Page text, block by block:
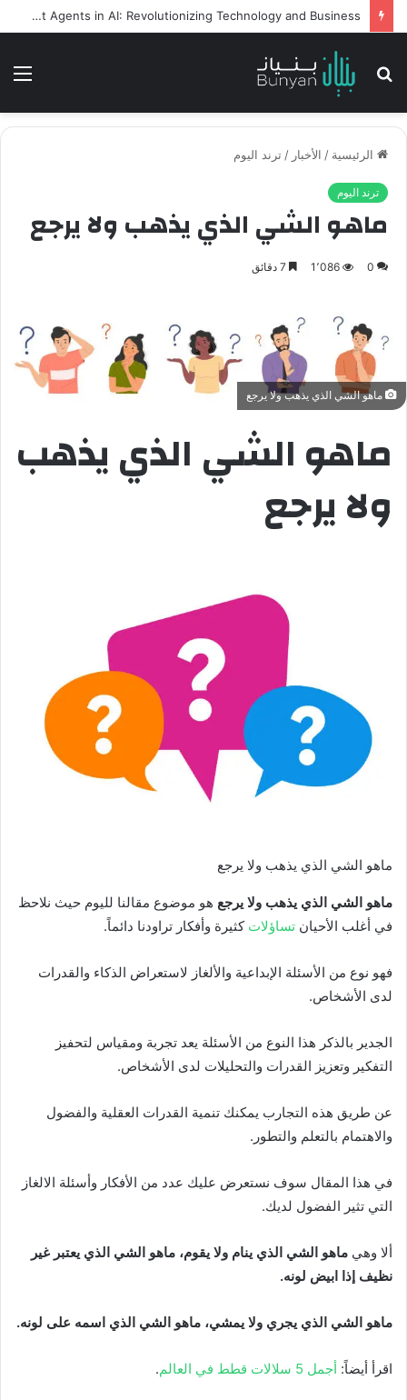
كيف تسهم سرعة التوصيل في زيادة الشراء اونلاين
بحث
الرئيسية / الأخبار / ترند اليوم
ترند اليوم
ماهو الشي الذي يذهب ولا يرجع
0 1٬086
ماهو الشي الذي يذهب ولا يرجع
ماهو الشي الذي يذهب
ولا يرجع
ماهو الشي الذي يذهب ولا يرجع
ماهو الشي الذي يذهب ولا يرجع هو موضوع مقالنا لليوم حيث نلاحظ
في أغلب الأحيان تساؤلاتكثيرة وأفكار تراودنا دائماً.
فهو نوع من الأسئلة الإبداعية والألغاز لاستعراض الذكاء والقدرات
لدى الأشخاص.
الجدير بالذكر هذا النوع من الأسئلة يعد تجربة ومقياس لتحفيز
التفكير وتعزيز القدرات والتحليلات لدى الأشخاص.
عن طريق هذه التجارب يمكنك تنمية القدرات العقلية والفضول
والاهتمام بالتعلم والتطور.
في هذا المقال سوف نستعرض عليك عدد من الأفكار وأسئلة الالغاز
التي تثير الفضول لديك.
ألا وهي ماهو الشي الذي ينام ولا يقوم، ماهو الشي الذي يعتبر غير
نظيف إذا ابيض لونه.
ماهو الشي الذي يجري ولا يمشي، ماهو الشي الذي اسمه على لونه.
اقرأ أيضاً: أجمل 5 سلالات قطط في العالم .